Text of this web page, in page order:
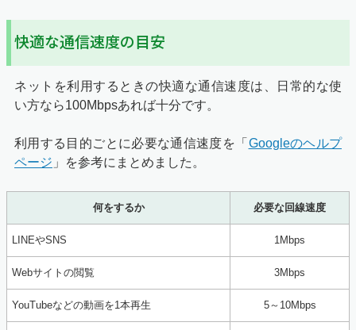
快適な通信速度の目安
ネットを利用するときの快適な通信速度は、日常的な使
い方なら100Mbpsあれば十分です。
利用する目的ごとに必要な通信速度を「 Googleのヘルプ
ページ 」を参考にまとめました。
何をするか 必要な回線速度
LINEやSNS 1Mbps
Webサイトの閲覧 3Mbps
YouTubeなどの動画を1本再生 5～10Mbps